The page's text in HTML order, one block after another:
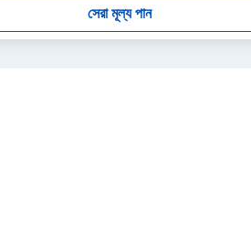
সেরা মূল্য পান